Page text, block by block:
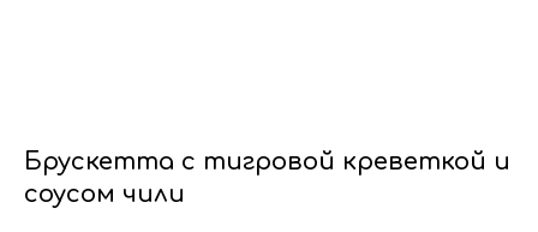
Брускетта с тигровой креветкой и
соусом чили